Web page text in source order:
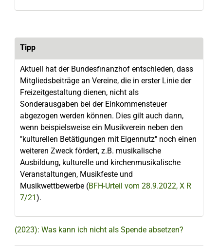
Tipp
Aktuell hat der Bundesfinanzhof entschieden, dass
Mitgliedsbeiträge an Vereine, die in erster Linie der
Freizeitgestaltung dienen, nicht als
Sonderausgaben bei der Einkommensteuer
abgezogen werden können. Dies gilt auch dann,
wenn beispielsweise ein Musikverein neben den
"kulturellen Betätigungen mit Eigennutz" noch einen
weiteren Zweck fördert, z.B. musikalische
Ausbildung, kulturelle und kirchenmusikalische
Veranstaltungen, Musikfeste und
Musikwettbewerbe (BFH-Urteil vom 28.9.2022, X R
7/21).
(2023): Was kann ich nicht als Spende absetzen?